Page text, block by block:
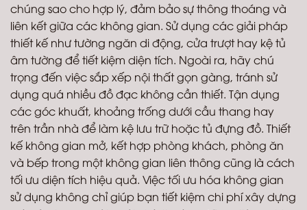
chúng sao cho hợp lý, đảm bảo sự thông thoáng và
liên kết giữa các không gian. Sử dụng các giải pháp
thiết kế như tường ngăn di động, cửa trượt hay kệ tủ
âm tường để tiết kiệm diện tích. Ngoài ra, hãy chú
trọng đến việc sắp xếp nội thất gọn gàng, tránh sử
dụng quá nhiều đồ đạc không cần thiết. Tận dụng
các góc khuất, khoảng trống dưới cầu thang hay
trên trần nhà để làm kệ lưu trữ hoặc tủ đựng đồ. Thiết
kế không gian mở, kết hợp phòng khách, phòng ăn
và bếp trong một không gian liên thông cũng là cách
tối ưu diện tích hiệu quả. Việc tối ưu hóa không gian
sử dụng không chỉ giúp bạn tiết kiệm chi phí xây dựng